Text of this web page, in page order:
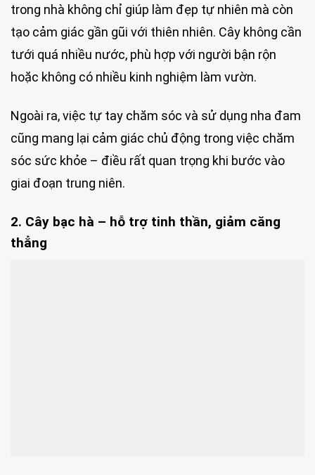
trong nhà không chỉ giúp làm đẹp tự nhiên mà còn
tạo cảm giác gần gũi với thiên nhiên. Cây không cần
tưới quá nhiều nước, phù hợp với người bận rộn
hoặc không có nhiều kinh nghiệm làm vườn.
Ngoài ra, việc tự tay chăm sóc và sử dụng nha đam
cũng mang lại cảm giác chủ động trong việc chăm
sóc sức khỏe – điều rất quan trọng khi bước vào
giai đoạn trung niên.
2. Cây bạc hà – hỗ trợ tinh thần, giảm căng
thẳng